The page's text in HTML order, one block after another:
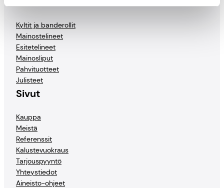
Kyltit ja banderollit
Mainostelineet
Esitetelineet
Mainosliput
Pahvituotteet
Julisteet
Sivut
Kauppa
Meistä
Referenssit
Kalustevuokraus
Tarjouspyyntö
Yhteystiedot
Aineisto-ohjeet